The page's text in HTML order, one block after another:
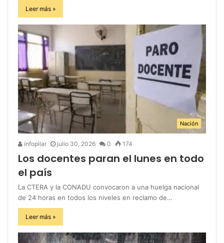
Leer más »
Nación
infopilar julio 30, 2026 0 174
Los docentes paran el lunes en todo
el país
La CTERA y la CONADU convocaron a una huelga nacional
de 24 horas en todos los niveles en reclamo de…
Leer más »